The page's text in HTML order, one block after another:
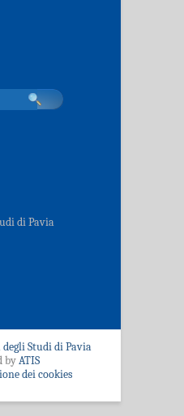
di Pavia
Studi di Pavia
byATIS
dei cookies